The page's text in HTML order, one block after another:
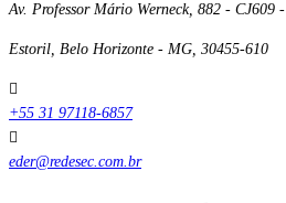
Av. Professor Mário Werneck, 882 - CJ609 -
Estoril, Belo Horizonte - MG, 30455-610
+55 31 97118-6857
eder@redesec.com.br